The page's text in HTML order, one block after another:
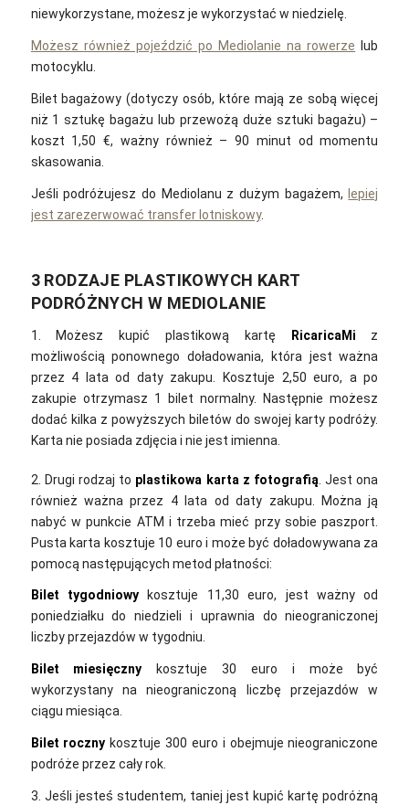
niewykorzystane, możesz je wykorzystać w niedzielę.
Możesz również pojeździć po Mediolanie na rowerze lub
motocyklu.
Bilet bagażowy (dotyczy osób, które mają ze sobą więcej
niż 1 sztukę bagażu lub przewożą duże sztuki bagażu) –
koszt 1,50 €, ważny również – 90 minut od momentu
skasowania.
Jeśli podróżujesz do Mediolanu z dużym bagażem, lepiej
jest zarezerwować transfer lotniskowy.
3 RODZAJE PLASTIKOWYCH KART
PODRÓŻNYCH W MEDIOLANIE
1. Możesz kupić plastikową kartę RicaricaMi z
możliwością ponownego doładowania, która jest ważna
przez 4 lata od daty zakupu. Kosztuje 2,50 euro, a po
zakupie otrzymasz 1 bilet normalny. Następnie możesz
dodać kilka z powyższych biletów do swojej karty podróży.
Karta nie posiada zdjęcia i nie jest imienna.
2. Drugi rodzaj to plastikowa karta z fotografią . Jest ona
również ważna przez 4 lata od daty zakupu. Można ją
nabyć w punkcie ATM i trzeba mieć przy sobie paszport.
Pusta karta kosztuje 10 euro i może być doładowywana za
pomocą następujących metod płatności:
Bilet tygodniowy kosztuje 11,30 euro, jest ważny od
poniedziałku do niedzieli i uprawnia do nieograniczonej
liczby przejazdów w tygodniu.
Bilet miesięczny kosztuje 30 euro i może być
wykorzystany na nieograniczoną liczbę przejazdów w
ciągu miesiąca.
Bilet roczny kosztuje 300 euro i obejmuje nieograniczone
podróże przez cały rok.
3. Jeśli jesteś studentem, taniej jest kupić kartę podróżną